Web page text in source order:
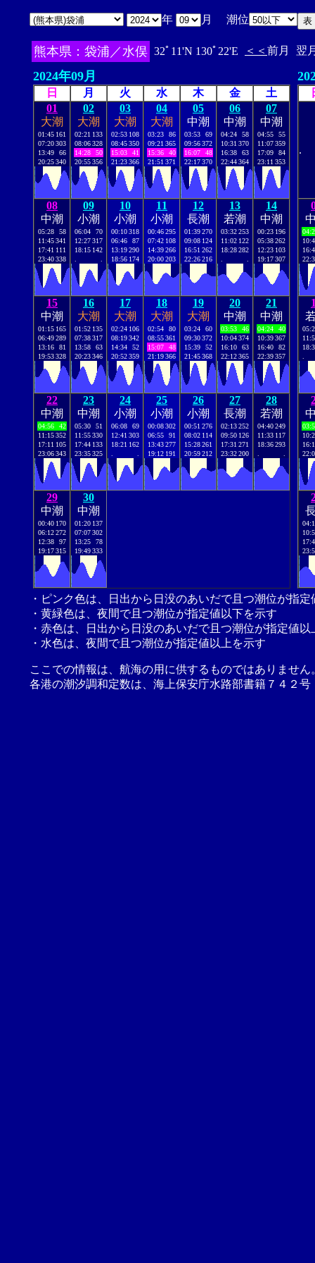
年 月 潮位
熊本県：袋浦／水俣 32ﾟ11'N 130ﾟ22'E ＜＜ 前月 翌
2024年09月
日 月 火 水 木 金
土
01
大潮
01:45 161
07:20303
13:49
66
20:25340
02
大潮
02:21 133
08:06328
14:28
50
20:55356
03
大潮
02:53 108
08:45350
15:03
41
21:23366
04
大潮
03:23
86
09:21 365
15:36
40
21:51 371
05
中潮
03:53
69
09:56372
16:07
48
22:17370
06
中潮
04:24
58
10:31 370
16:38
63
22:44364
07
中潮
04:55
55
11:07359
17:09
84
23:11 353
08
中潮
05:28
58
11:45341
17:41 111
23:40338
09
小潮
06:04
70
12:27317
18:15 142
10
小潮
00:10318
06:46
87
13:19290
18:56 174
11
小潮
00:46295
07:42 108
14:39266
20:00203
12
長潮
01:39270
09:08 124
16:51 262
22:26216
13
若潮
03:32253
11:02 122
18:28282
14
中潮
00:23 196
05:38262
12:23 103
19:17307
15
中潮
01:15 165
06:49289
13:16
81
19:53328
16
大潮
01:52 135
07:38317
13:58
63
20:23346
17
大潮
02:24 106
08:19342
14:34
52
20:52359
18
大潮
02:54
80
08:55361
15:07
48
21:19366
19
大潮
03:24
60
09:30372
15:39
52
21:45368
20
中潮
03:53
46
10:04374
16:10
63
22:12365
21
中潮
04:24
40
10:39367
16:40
82
22:39357
22
中潮
04:56
42
11:15352
17:11 105
23:06343
23
中潮
05:30
51
11:55330
17:44 133
23:35325
24
小潮
06:08
69
12:41 303
18:21 162
25
小潮
00:08302
06:55
91
13:43277
19:12 191
26
小潮
00:51 276
08:02 114
15:28261
20:59212
27
長潮
02:13252
09:50 126
17:31 271
23:32200
28
若潮
04:40249
11:33 117
18:36293
29
中潮
00:40 170
06:12272
12:38
97
19:17315
30
中潮
01:20 137
07:07302
13:25
78
19:49333
.
・ピンク色は、日出から日没のあいだで且つ潮位が指
・黄緑色は、夜間で且つ潮位が指定値以下を示す
・赤色は、日出から日没のあいだで且つ潮位が指定値以
・水色は、夜間で且つ潮位が指定値以上を示す
ここでの情報は、航海の用に供するものではありませ
各港の潮汐調和定数は、海上保安庁水路部書籍７４２